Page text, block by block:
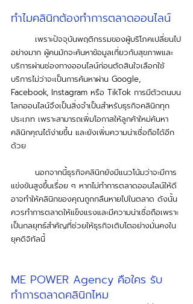
ทำไมคลินิกต้องทำการตลาดออนไลน์
อย่างมาก ผู้คนมักจะค้นหาข้อมูลเกี่ยวกับสุขภาพและ
บริการผ่านช่องทางออนไลน์ก่อนตัดสินใจเลือกใช้
บริการไม่ว่าจะเป็นการค้นหาผ่าน Google,
Facebook, Instagram หรือ TikTok การมีตัวตนบน
โลกออนไลน์จึงเป็นสิ่งจำเป็นสำหรับธุรกิจคลินิกทุก
ประเภท เพราะสามารถเพิ่มโอกาสให้ลูกค้าใหม่ค้นหา
คลินิกคุณได้ง่ายขึ้น และยังเพิ่มความน่าเชื่อถือได้อีก
ด้วย
แข่งขันสูงขึ้นเรื่อย ๆ หากไม่ทำการตลาดออนไลน์ให้ดี
อาจทำให้คลินิกของคุณถูกกลืนหายไปในตลาด ดังนั้น
ควรทำการตลาดให้แข็งแรงและมีความน่าเชื่อถือเพราะ
เป็นกลยุทธ์สำคัญที่ช่วยให้ธุรกิจเติบโตอย่างมั่นคงใน
ยุคดิจิทัลนี้
ME POWER Agency คือใคร รับ
ทำการตลาดคลินิกไหม